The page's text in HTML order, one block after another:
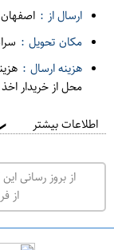
ارسال از : اصفهان
مکان تحویل :
هزینه ارسال :
محل از خریدار
اطلاعات بیشتر
از بروز رسانی
از